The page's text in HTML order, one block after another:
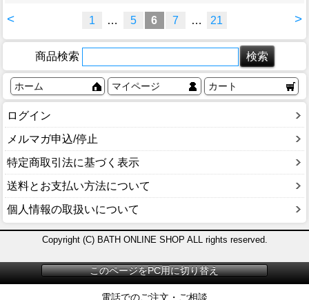
< >
1 … 5 6 7 … 21
商品検索
ホーム マイページ カート
ログイン
メルマガ申込/停止
特定商取引法に基づく表示
送料とお支払い方法について
個人情報の取扱いについて
Copyright (C) BATH ONLINE SHOP ALL rights reserved.
電話でのご注文・ご相談
このページをPC用に切り替え